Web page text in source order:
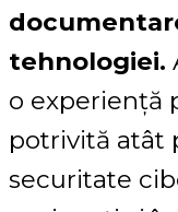
tehnologiei.
o experiență
potrivită atât
securitate